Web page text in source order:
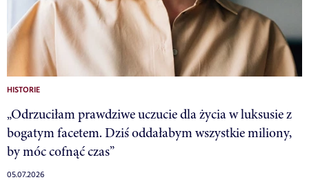
HISTORIE
„Odrzuciłam prawdziwe uczucie dla życia w luksusie z
bogatym facetem. Dziś oddałabym wszystkie miliony,
by móc cofnąć czas”
05.07.2026